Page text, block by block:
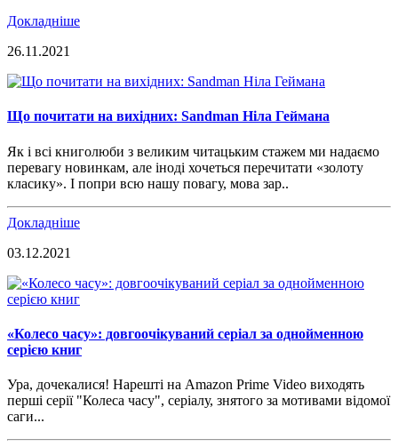
Докладніше
26.11.2021
Що почитати на вихідних: Sandman Ніла Геймана
Як і всі книголюби з великим читацьким стажем ми надаємо
перевагу новинкам, але іноді хочеться перечитати «золоту
класику». І попри всю нашу повагу, мова зар..
Докладніше
03.12.2021
«Колесо часу»: довгоочікуваний серіал за однойменною
серією книг
Ура, дочекалися! Нарешті на Amazon Prime Video виходять
перші серії "Колеса часу", серіалу, знятого за мотивами відомої
саги...